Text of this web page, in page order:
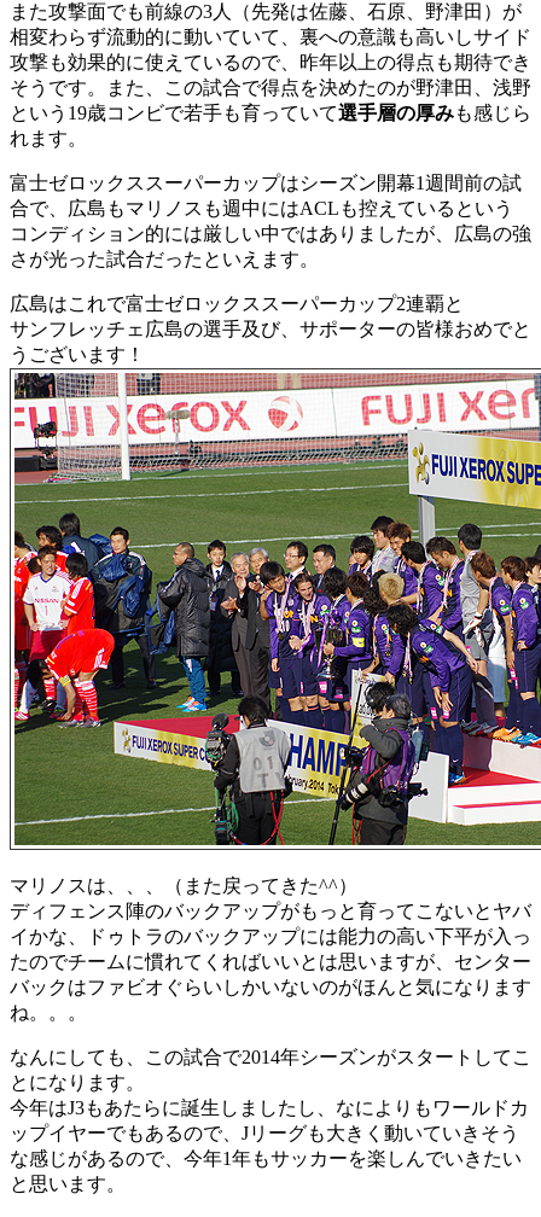
また攻撃面でも前線の3人（先発は佐藤、石原、野津田）が
相変わらず流動的に動いていて、裏への意識も高いしサイド
攻撃も効果的に使えているので、昨年以上の得点も期待でき
そうです。また、この試合で得点を決めたのが野津田、浅野
という19歳コンビで若手も育っていて選手層の厚みも感じら
れます。
富士ゼロックススーパーカップはシーズン開幕1週間前の試
合で、広島もマリノスも週中にはACLも控えているという
コンディション的には厳しい中ではありましたが、広島の強
さが光った試合だったといえます。
広島はこれで富士ゼロックススーパーカップ2連覇と
サンフレッチェ広島の選手及び、サポーターの皆様おめでと
うございます！
マリノスは、、、（また戻ってきた^^）
ディフェンス陣のバックアップがもっと育ってこないとヤバ
イかな、ドゥトラのバックアップには能力の高い下平が入っ
たのでチームに慣れてくればいいとは思いますが、センター
バックはファビオぐらいしかいないのがほんと気になります
ね。。。
なんにしても、この試合で2014年シーズンがスタートしてこ
とになります。
今年はJ3もあたらに誕生しましたし、なによりもワールドカ
ップイヤーでもあるので、Jリーグも大きく動いていきそう
な感じがあるので、今年1年もサッカーを楽しんでいきたい
と思います。